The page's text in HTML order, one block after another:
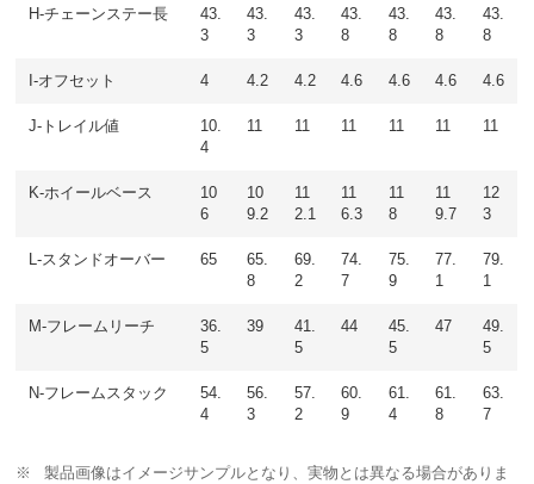
H-チェーンステー長
43.
3
43.
3
43.
3
43.
8
43.
8
43.
8
43.
8
I-オフセット 4 4.2 4.2 4.6 4.6 4.6 4.6
J-トレイル値
10.
4
11 11 11 11 11 11
K-ホイールベース
10
6
10
9.2
11
2.1
11
6.3
11
8
11
9.7
12
3
L-スタンドオーバー 65
65.
8
69.
2
74.
7
75.
9
77.
1
79.
1
M-フレームリーチ
36.
5
39
41.
5
44
45.
5
47
49.
5
N-フレームスタック
54.
4
56.
3
57.
2
60.
9
61.
4
61.
8
63.
7
製品画像はイメージサンプルとなり、実物とは異なる場合がありま